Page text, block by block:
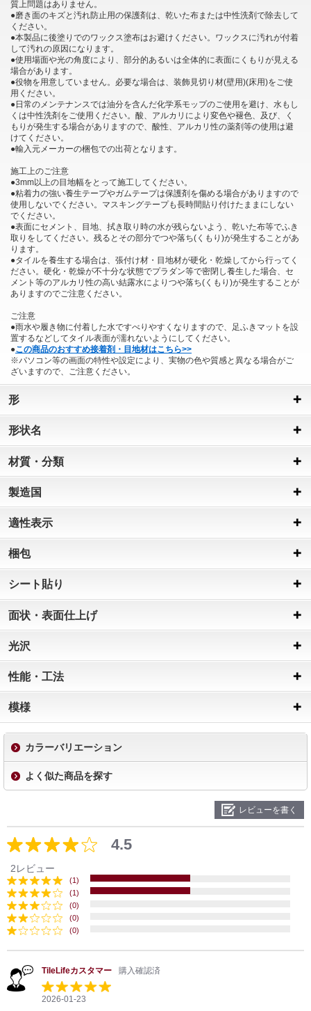
質上問題はありません。
●磨き面のキズと汚れ防止用の保護剤は、乾いた布または中性洗剤で除去して
ください。
●本製品に後塗りでのワックス塗布はお避けください。ワックスに汚れが付着
して汚れの原因になります。
●使用場面や光の角度により、部分的あるいは全体的に表面にくもりが見える
場合があります。
●役物を用意していません。必要な場合は、装飾見切り材(壁用)(床用)をご使
用ください。
●日常のメンテナンスでは油分を含んだ化学系モップのご使用を避け、水もし
くは中性洗剤をご使用ください。酸、アルカリにより変色や褪色、及び、く
もりが発生する場合がありますので、酸性、アルカリ性の薬剤等の使用は避
けてください。
●輸入元メーカーの梱包での出荷となります。
施工上のご注意
●3mm以上の目地幅をとって施工してください。
●粘着力の強い養生テープやガムテープは保護剤を傷める場合がありますので
使用しないでください。マスキングテープも長時間貼り付けたままにしない
でください。
●表面にセメント、目地、拭き取り時の水が残らないよう、乾いた布等でふき
取りをしてください。残るとその部分でつや落ち(くもり)が発生することがあ
ります。
●タイルを養生する場合は、張付け材・目地材が硬化・乾燥してから行ってく
ださい。硬化・乾燥が不十分な状態でプラダン等で密閉し養生した場合、セ
メント等のアルカリ性の高い結露水によりつや落ち(くもり)が発生することが
ありますのでご注意ください。
ご注意
●雨水や履き物に付着した水ですべりやすくなりますので、足ふきマットを設
置するなどしてタイル表面が濡れないようにしてください。
●この商品のおすすめ接着剤・目地材はこちら>>
※パソコン等の画面の特性や設定により、実物の色や質感と異なる場合がご
ざいますので、ご注意ください。
形
形状名
材質・分類
製造国
適性表示
梱包
シート貼り
面状・表面仕上げ
光沢
性能・工法
模様
カラーバリエーション
よく似た商品を探す
レビューを書く
4.5
2レビュー
(1)
(1)
(0)
(0)
(0)
TileLifeカスタマー 購入確認済
2026-01-23